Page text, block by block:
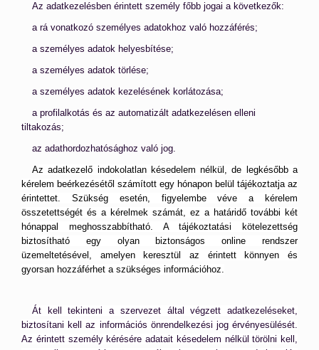
Az adatkezelésben érintett személy főbb jogai a következők:
a rá vonatkozó személyes adatokhoz való hozzáférés;
a személyes adatok helyesbítése;
a személyes adatok törlése;
a személyes adatok kezelésének korlátozása;
a profilalkotás és az automatizált adatkezelésen elleni
tiltakozás;
az adathordozhatósághoz való jog.
Az adatkezelő indokolatlan késedelem nélkül, de legkésőbb a
kérelem beérkezésétől számított egy hónapon belül tájékoztatja az
érintettet. Szükség esetén, figyelembe véve a kérelem
összetettségét és a kérelmek számát, ez a határidő további két
hónappal meghosszabbítható. A tájékoztatási kötelezettség
biztosítható egy olyan biztonságos online rendszer
üzemeltetésével, amelyen keresztül az érintett könnyen és
gyorsan hozzáférhet a szükséges információhoz.
Át kell tekinteni a szervezet által végzett adatkezeléseket,
biztosítani kell az információs önrendelkezési jog érvényesülését.
Az érintett személy kérésére adatait késedelem nélkül törölni kell,